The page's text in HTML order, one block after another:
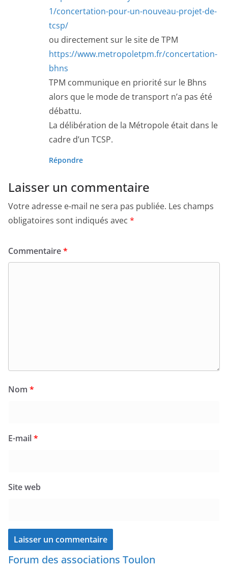
1/concertation-pour-un-nouveau-projet-de-
tcsp/
ou directement sur le site de TPM
https://www.metropoletpm.fr/concertation-
bhns
TPM communique en priorité sur le Bhns
alors que le mode de transport n’a pas été
débattu.
La délibération de la Métropole était dans le
cadre d’un TCSP.
Répondre
Laisser un commentaire
Votre adresse e-mail ne sera pas publiée. Les champs
obligatoires sont indiqués avec *
Commentaire*
Nom *
E-mail*
Site web
Forum des associations Toulon